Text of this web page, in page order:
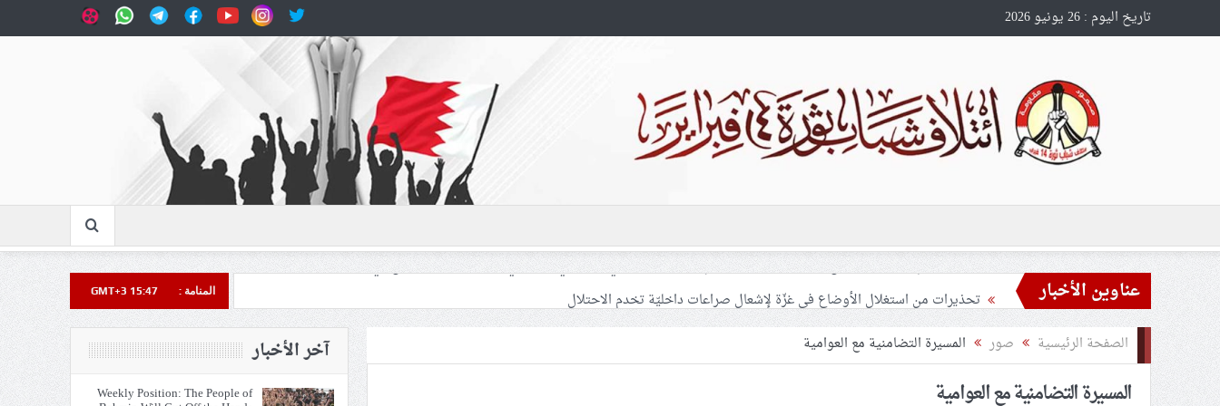
تاريخ اليوم : 26 يونيو 2026
عناوين الأخبار
تحذيرات من استغلال الأوضاع في غزّة لإشعال صراعات داخليّة تخدم الاحتلال
ملفّ إنسانيّ مؤلم.. الأسيرات الفلسطينيّات بين القمع والإهمال الطبي
55 مأتمًا وحسينيّة يعترضون على الإجراءات القمعيّة للنظام في موسم عاشوراء
النظام الخليفيّ يدسّ عيونه بين المشاركين في مواكب العزاء ويعتقل العشرات من الشبّان
GMT+3 15:47 المنامة :
الصفحة الرئيسية صور المسيرة التضامنية مع العوامية
المسيرة التضامنية مع العوامية
آخر الأخبار
Weekly Position: The People of